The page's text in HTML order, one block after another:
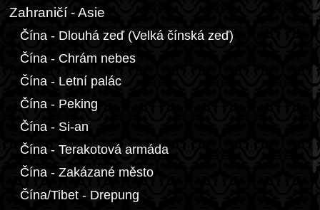
Zahraničí - Asie
Čína - Dlouhá zeď (Velká čínská zeď)
Čína - Chrám nebes
Čína - Letní palác
Čína - Peking
Čína - Si-an
Čína - Terakotová armáda
Čína - Zakázané město
Čína/Tibet - Drepung